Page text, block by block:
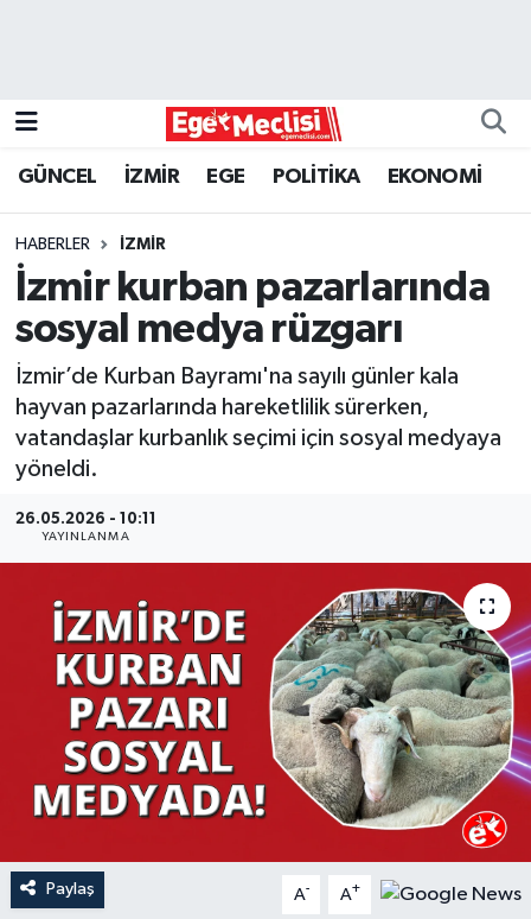
GÜNCEL İZMİR EGE POLİTİKA EKONOMİ
HABERLER İZMİR
İzmir kurban pazarlarında
sosyal medya rüzgarı
İzmir’de Kurban Bayramı'na sayılı günler kala
hayvan pazarlarında hareketlilik sürerken,
vatandaşlar kurbanlık seçimi için sosyal medyaya
yöneldi.
26.05.2026 - 10:11
YAYINLANMA
Paylaş A- A+
GÜNCEL
İZMİR
ÖZEL HABER
Programlar
SPOR